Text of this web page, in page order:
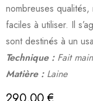
nombreuses
faciles à utiliser. Il
sont destinés à un
Technique : Fait main
Matière : Laine